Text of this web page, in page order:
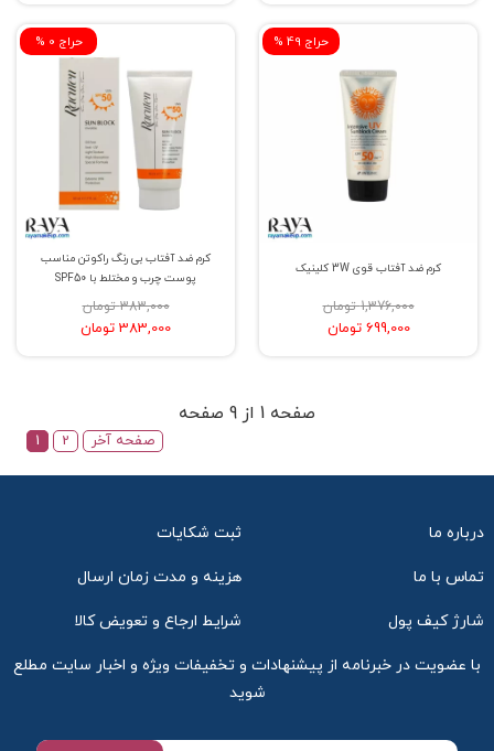
% حراج 49
کرم ضد آفتاب قوی 3W کلینیک
1,376,000 تومان
699,000 تومان
% حراج 0
کرم ضد آفتاب بی رنگ راکوتن مناسب
پوست چرب و مختلط با SPF50
383,000 تومان
383,000 تومان
صفحه 1 از 9 صفحه
1 2 صفحه آخر
درباره ما ثبت شکایات
تماس با ما هزینه و مدت زمان ارسال
شارژ کیف پول شرایط ارجاع و تعویض کالا
با عضویت در خبرنامه از پیشنهادات و تخفیفات ویژه و اخبار سایت مطلع
شوید